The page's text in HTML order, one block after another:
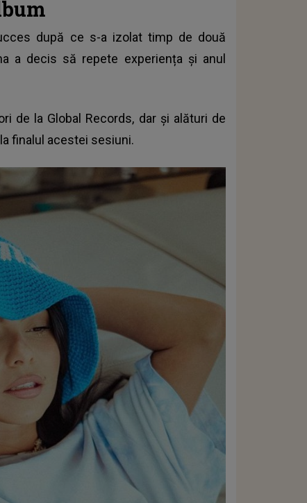
după ce s-a izolat timp de două
a decis să repete experiența și anul
de la Global Records, dar și alături de
finalul acestei sesiuni.